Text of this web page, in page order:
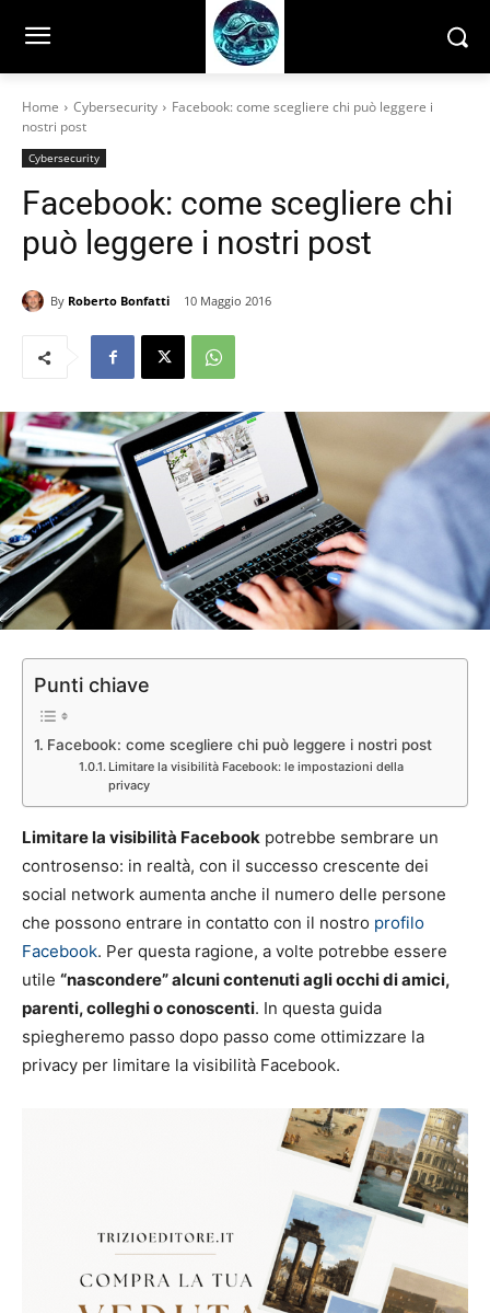
Home Cybersecurity
Facebook: come scegliere chi può leggere i
nostri post
Cybersecurity
Facebook: come scegliere chi
può leggere i nostri post
By Roberto Bonfatti 10 Maggio 2016
Punti chiave
Facebook: come scegliere chi può leggere i nostri post
Limitare la visibilità Facebook: le impostazioni della
privacy
Limitare la visibilità Facebook potrebbe sembrare un
controsenso: in realtà, con il successo crescente dei
social network aumenta anche il numero delle persone
che possono entrare in contatto con il nostro profilo
Facebook. Per questa ragione, a volte potrebbe essere
utile “nascondere” alcuni contenuti agli occhi di amici,
parenti, colleghi o conoscenti. In questa guida
spiegheremo passo dopo passo come ottimizzare la
privacy per limitare la visibilità Facebook.